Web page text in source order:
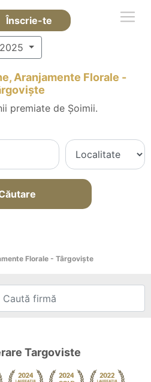
Înscrie-te
2025
Aranjamente Florale -
premiate de Șoimii.
Florale - Târgovişte
Targoviste